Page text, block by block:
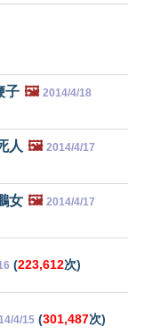
子 🖼️ 2014/4/18
人 🖼️ 2014/4/17
女 🖼️ 2014/4/17
(223,612次)
4/15 (301,487次)